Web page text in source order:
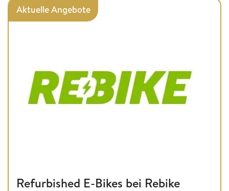
Aktuelle Angebote
Refurbished E-Bikes bei Rebike